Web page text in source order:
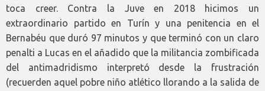
toca creer. Contra la Juve en 2018 hicimos un
extraordinario partido en Turín y una penitencia en el
Bernabéu que duró 97 minutos y que terminó con un claro
penalti a Lucas en el añadido que la militancia zombificada
del antimadridismo interpretó desde la frustración
(recuerden aquel pobre niño atlético llorando a la salida de